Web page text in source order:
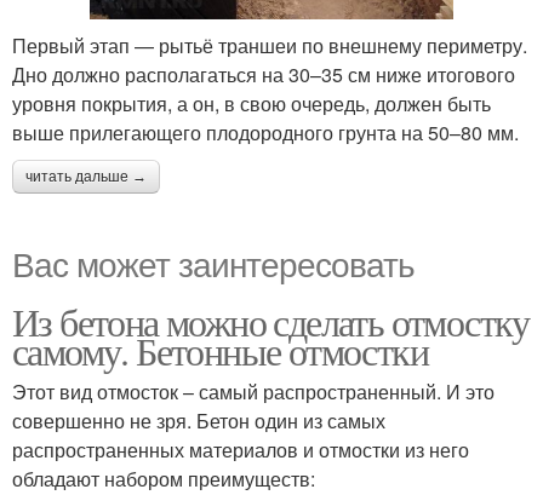
Первый этап — рытьё траншеи по внешнему периметру.
Дно должно располагаться на 30–35 см ниже итогового
уровня покрытия, а он, в свою очередь, должен быть
выше прилегающего плодородного грунта на 50–80 мм.
читать дальше →
Вас может заинтересовать
Из бетона можно сделать отмостку
самому. Бетонные отмостки
Этот вид отмосток – самый распространенный. И это
совершенно не зря. Бетон один из самых
распространенных материалов и отмостки из него
обладают набором преимуществ: